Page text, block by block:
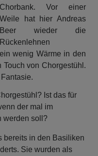
Chorbank. Vor einer
Weile hat hier Andreas
Beer wieder die
Rückenlehnen
wenig Wärme in den
von Chorgestühl.
Ist das für
der mal im
werden soll?
bereits in den Basiliken
Sie wurden als